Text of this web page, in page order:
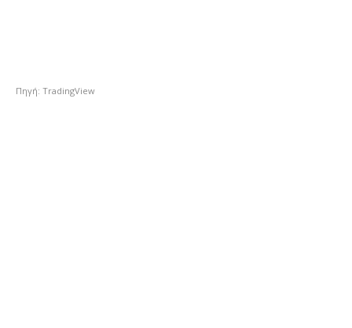
Πηγή: TradingView